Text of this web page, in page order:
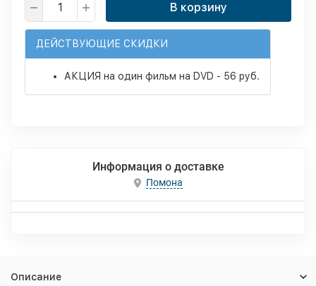
В корзину
ДЕЙСТВУЮЩИЕ СКИДКИ
АКЦИЯ на один фильм на DVD - 56 руб.
Информация о доставке
Помона
Описание